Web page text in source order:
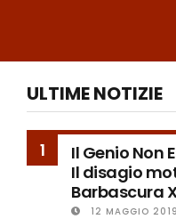
ULTIME NOTIZIE
1
Il Genio Non
Il disagio
Barbascura X
12 MAGGIO 2019